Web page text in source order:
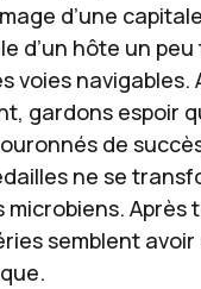
d’une
d’un hôte un
voies navigables.
gardons espoir
de
ne se
Après
semblent